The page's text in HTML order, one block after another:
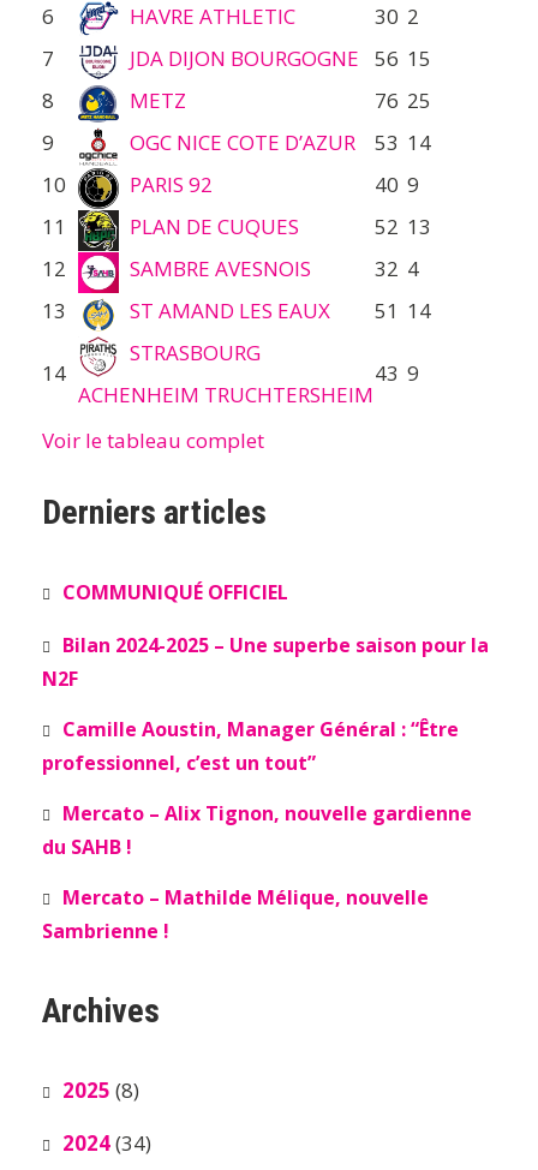
6
HAVRE ATHLETIC 30 2
7
JDA DIJON BOURGOGNE 56 15
8
METZ 76 25
9
OGC NICE COTE D’AZUR 53 14
10
PARIS 92 40 9
11
PLAN DE CUQUES 52 13
12
SAMBRE AVESNOIS 32 4
13
ST AMAND LES EAUX 51 14
14
STRASBOURG
ACHENHEIM TRUCHTERSHEIM
43 9
Voir le tableau complet
Derniers articles
COMMUNIQUÉ OFFICIEL
Bilan 2024-2025 – Une superbe saison pour la
N2F
Camille Aoustin, Manager Général : “Être
professionnel, c’est un tout”
Mercato – Alix Tignon, nouvelle gardienne
du SAHB !
Mercato – Mathilde Mélique, nouvelle
Sambrienne !
Archives
2025 (8)
2024(34)